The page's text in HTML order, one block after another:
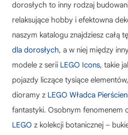
dorosłych to inny rodzaj
relaksujące hobby i efektowna
naszym katalogu znajdziesz całą
dla dorosłych, a w niej między
modele z serii LEGO Icons, takie
pojazdy liczące tysiące
dioramy z LEGO Władca
fantastyki. Osobnym fenomenem
LEGO z kolekcji botanicznej –